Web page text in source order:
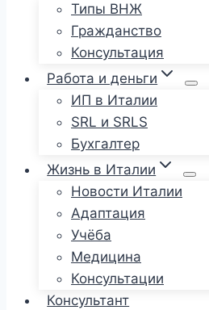
Типы ВНЖ
Гражданство
Консультация
Работа и деньги
ИП в Италии
SRL и SRLS
Бухгалтер
Жизнь в Италии
Новости Италии
Адаптация
Учёба
Медицина
Консультации
Консультант